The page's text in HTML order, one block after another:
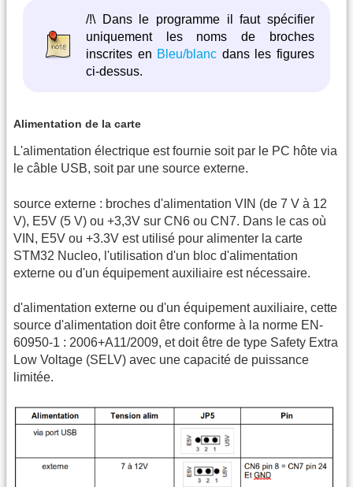
/!\ Dans le programme il faut spécifier
uniquement les noms de broches
inscrites en Bleu/blanc dans les figures
ci-dessus.
Alimentation de la carte
L'alimentation électrique est fournie soit par le PC hôte via
le câble USB, soit par une source externe.
source externe : broches d'alimentation VIN (de 7 V à 12
V), E5V (5 V) ou +3,3V sur CN6 ou CN7. Dans le cas où
VIN, E5V ou +3.3V est utilisé pour alimenter la carte
STM32 Nucleo, l'utilisation d'un bloc d'alimentation
externe ou d'un équipement auxiliaire est nécessaire.
d'alimentation externe ou d'un équipement auxiliaire, cette
source d'alimentation doit être conforme à la norme EN-
60950-1 : 2006+A11/2009, et doit être de type Safety Extra
Low Voltage (SELV) avec une capacité de puissance
limitée.